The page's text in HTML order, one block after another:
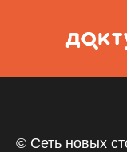
© Сеть новых